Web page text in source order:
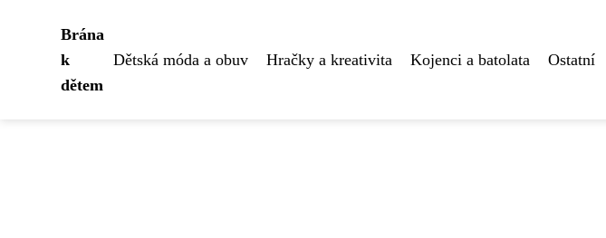
Brána
k
dětem
Dětská móda a obuv Hračky a kreativita Kojenci a batolata Ostatní